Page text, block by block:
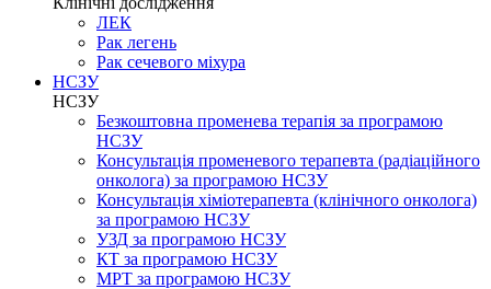
ЛЕК
Рак легень
Рак сечевого міхура
НСЗУ
НСЗУ
Безкоштовна променева терапія за програмою
НСЗУ
Консультація променевого терапевта (радіаційного
онколога) за програмою НСЗУ
Консультація хіміотерапевта (клінічного онколога)
за програмою НСЗУ
УЗД за програмою НСЗУ
КТ за програмою НСЗУ
МРТ за програмою НСЗУ